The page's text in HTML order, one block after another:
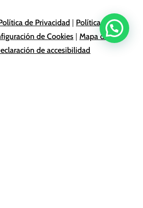
de Privacidad
Política de
de Cookies| Mapa del
de accesibilidad